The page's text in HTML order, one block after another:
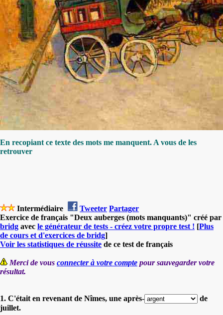
En recopiant ce texte des mots me manquent. A vous de les
retrouver
Intermédiaire Tweeter Partager
Exercice de français "Deux auberges (mots manquants)" créé par
bridg avec le générateur de tests - créez votre propre test ! [Plus
de cours et d'exercices de bridg]
Voir les statistiques de réussite de ce test de français
Merci de vous connecter à votre compte pour sauvegarder votre
résultat.
1. C'était en revenant de Nîmes, une après-
de
juillet.